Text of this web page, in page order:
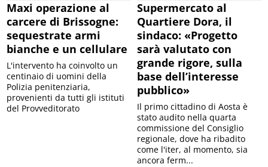
Maxi operazione al
carcere di Brissogne:
sequestrate armi
bianche e un cellulare
L'intervento ha coinvolto un
centinaio di uomini della
Polizia penitenziaria,
provenienti da tutti gli istituti
del Provveditorato
Supermercato al
Quartiere Dora, il
sindaco: «Progetto
sarà valutato con
grande rigore, sulla
base dell’interesse
pubblico»
Il primo cittadino di Aosta è
stato audito nella quarta
commissione del Consiglio
regionale, dove ha ribadito
come l'iter, al momento, sia
ancora ferm...